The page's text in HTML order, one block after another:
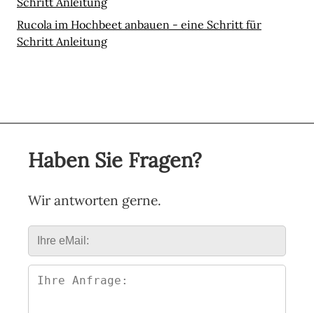
Rucola im Hochbeet anbauen - eine Schritt für
Schritt Anleitung
Haben Sie Fragen?
Wir antworten gerne.